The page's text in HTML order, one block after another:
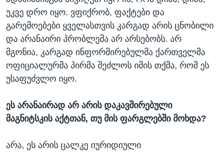
უკვე დრო იყო. ვფიქრობ, ფაქტები და
გარემოებები ყველასთვის კარგად არის ცნობილი
და არანაირი პრობლემა არ არსებობს. არ
მგონია, კარგად ინფორმირებულმა ქართველმა
ოფიციალურმა პირმა შეძლოს იმის თქმა, რომ ეს
უსაფუძვლო იყო.
ეს არანაირად არ არის დაკავშირებული
მაგნიტსკის აქტთან, თუ მის ფარგლებში მოხდა?
არა, ეს არის ცალკე იურიდიული